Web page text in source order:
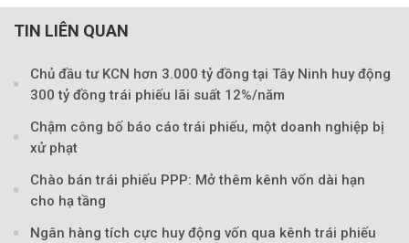
TIN LIÊN QUAN
Chủ đầu tư KCN hơn 3.000 tỷ đồng tại Tây Ninh huy động
300 tỷ đồng trái phiếu lãi suất 12%/năm
Chậm công bố báo cáo trái phiếu, một doanh nghiệp bị
xử phạt
Chào bán trái phiếu PPP: Mở thêm kênh vốn dài hạn
cho hạ tầng
Ngân hàng tích cực huy động vốn qua kênh trái phiếu